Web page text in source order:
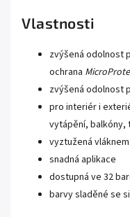
Vlastnosti
zvýšená odolnost
ochrana
zvýšená odolnost
pro interiér i
vytápění, balkóny,
vyztužená vláknem
snadná aplikace
dostupná ve 32
barvy sladěné se